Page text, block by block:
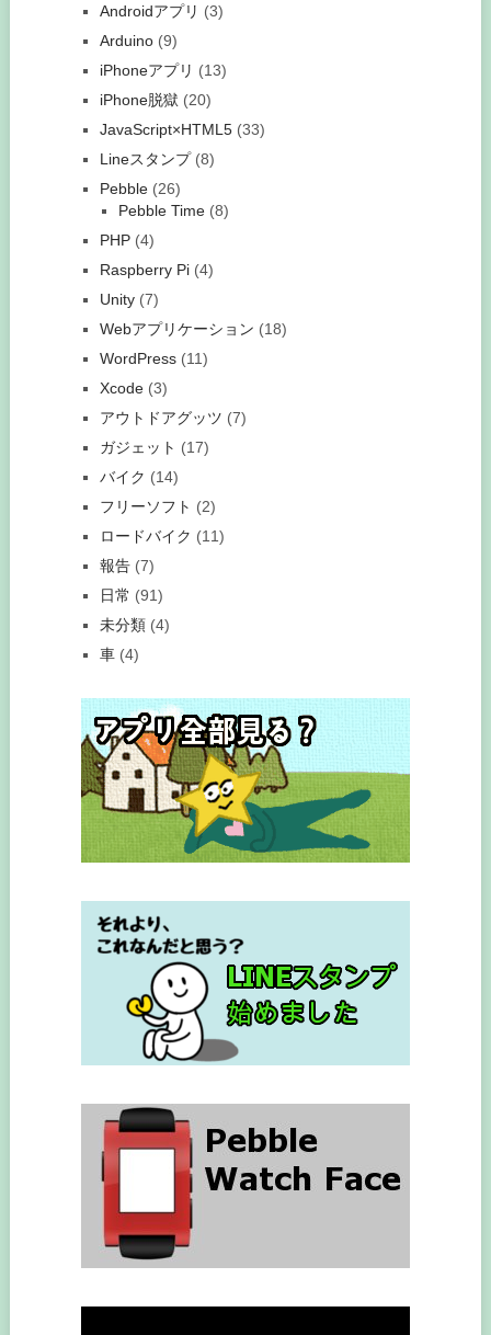
Androidアプリ (3)
Arduino(9)
iPhoneアプリ (13)
iPhone脱獄 (20)
JavaScript×HTML5(33)
Lineスタンプ(8)
Pebble(26)
Pebble Time(8)
PHP(4)
Raspberry Pi(4)
Unity(7)
Webアプリケーション (18)
WordPress(11)
Xcode(3)
アウトドアグッツ (7)
ガジェット (17)
バイク (14)
フリーソフト (2)
ロードバイク (11)
報告(7)
日常 (91)
未分類(4)
車(4)